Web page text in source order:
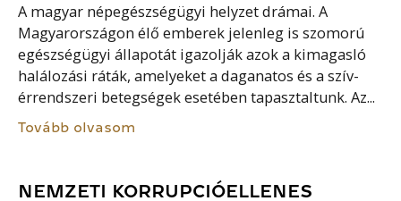
A magyar népegészségügyi helyzet drámai. A
Magyarországon élő emberek jelenleg is szomorú
egészségügyi állapotát igazolják azok a kimagasló
halálozási ráták, amelyeket a daganatos és a szív-
érrendszeri betegségek esetében tapasztaltunk. Az...
Tovább olvasom
NEMZETI KORRUPCIÓELLENES